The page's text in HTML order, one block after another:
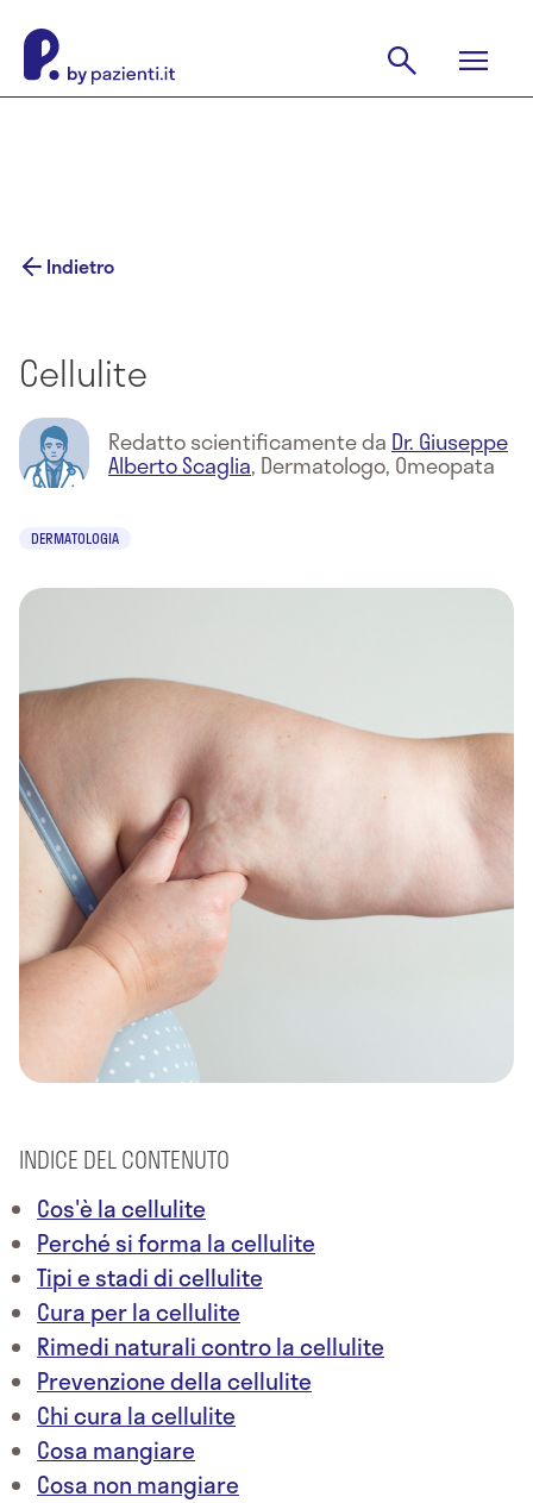
Indietro
Cellulite
Redatto scientificamente da Dr. Giuseppe
Alberto Scaglia, Dermatologo, Omeopata
DERMATOLOGIA
INDICE DEL CONTENUTO
Cos'è la cellulite
Perché si forma la cellulite
Tipi e stadi di cellulite
Cura per la cellulite
Rimedi naturali contro la cellulite
Prevenzione della cellulite
Chi cura la cellulite
Cosa mangiare
Cosa non mangiare